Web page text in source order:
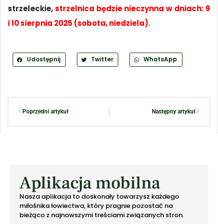
strzeleckie,strzelnica będzie nieczynna w dniach: 9
i 10 sierpnia 2025 (sobota, niedziela).
Udostępnij Twitter WhatsApp
Poprzedni artykuł Następny artykuł
Aplikacja mobilna
Nasza aplikacja to doskonały towarzysz każdego
miłośnika łowiectwa, który pragnie pozostać na
bieżąco z najnowszymi treściami związanych stron.